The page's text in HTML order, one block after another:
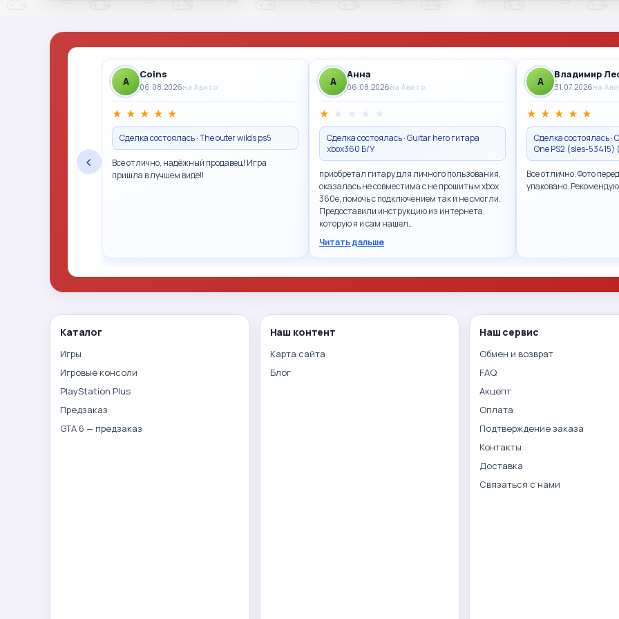
‹
A
Coins
06.08.2026на Авито
★ ★ ★ ★ ★
Сделка состоялась · The outer wilds ps5
Все отлично, надёжный продавец! Игра
пришла в лучшем виде!!
A
Анна
06.08.2026на Авито
★ ★ ★ ★ ★
Сделка состоялась · Guitar hero гитара
xbox360 Б/У
приобретал гитару для личного пользования,
оказалась не совместима с не прошитым xbox
360e, помочь с подключением так и не смогли.
Предоставили инструкцию из интернета,
которую я и сам нашел…
Читать дальше
A
Владимир
31.07.2026на
★ ★ ★ ★ ★
Сделка состоялась ·
One PS2 (sles-53415)
Все отлично. Фото
упаковано. Рекомендую
Каталог
Игры
Игровые консоли
PlayStation Plus
Предзаказ
GTA 6 — предзаказ
Наш контент
Карта сайта
Блог
Наш сервис
Обмен и возврат
FAQ
Акцепт
Оплата
Подтверждение заказа
Контакты
Доставка
Связаться с нами